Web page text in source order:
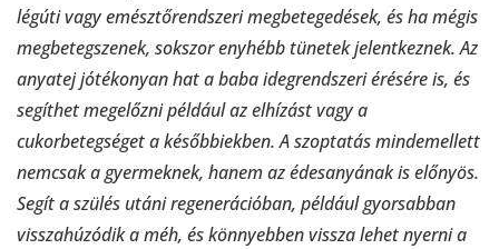
légúti vagy emésztőrendszeri megbetegedések, és ha mégis
megbetegszenek, sokszor enyhébb tünetek jelentkeznek. Az
anyatej jótékonyan hat a baba idegrendszeri érésére is, és
segíthet megelőzni például az elhízást vagy a
cukorbetegséget a későbbiekben. A szoptatás mindemellett
nemcsak a gyermeknek, hanem az édesanyának is előnyös.
Segít a szülés utáni regenerációban, például gyorsabban
visszahúzódik a méh, és könnyebben vissza lehet nyerni a